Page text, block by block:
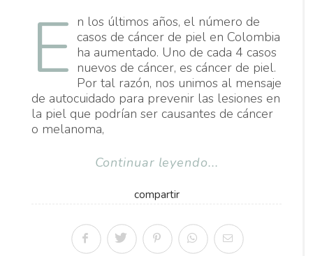
E n los últimos años, el número de
casos de cáncer de piel en Colombia
ha aumentado. Uno de cada 4 casos
nuevos de cáncer, es cáncer de piel.
Por tal razón, nos unimos al mensaje
de autocuidado para prevenir las lesiones en
la piel que podrían ser causantes de cáncer
o melanoma,
Continuar leyendo...
compartir